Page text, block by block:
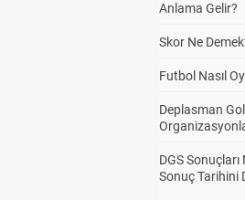
Anlama Gelir?
Skor Ne
Futbol Nasıl
Deplasman
DGS
Sonuç Tarihini